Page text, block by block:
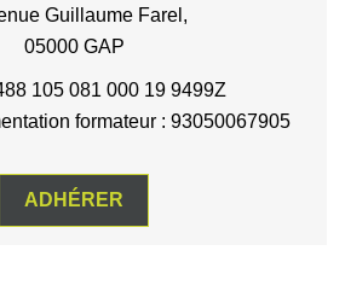
Guillaume Farel,
05000 GAP
105 081 000 19 9499Z
formateur : 93050067905
ADHÉRER